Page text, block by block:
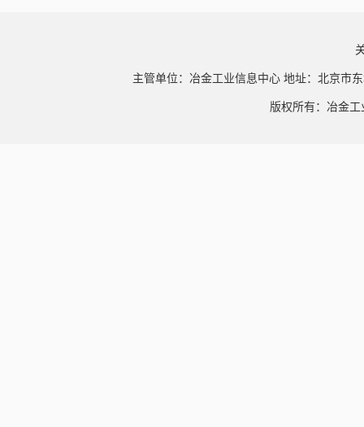
主管单位：冶金工业信息中心 地址：北京市
版权所有：冶金